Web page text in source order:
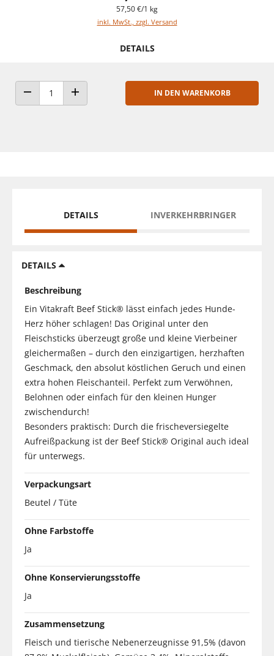
57,50 €/1 kg
inkl. MwSt., zzgl. Versand
DETAILS
ANZAHL VERRINGERNANZAHL ERHÖHEN
IN DEN WARENKORB
DETAILS INVERKEHRBRINGER
DETAILS
Beschreibung
Ein Vitakraft Beef Stick® lässt einfach jedes Hunde-
Herz höher schlagen! Das Original unter den
Fleischsticks überzeugt große und kleine Vierbeiner
gleichermaßen – durch den einzigartigen, herzhaften
Geschmack, den absolut köstlichen Geruch und einen
extra hohen Fleischanteil. Perfekt zum Verwöhnen,
Belohnen oder einfach für den kleinen Hunger
zwischendurch!
Besonders praktisch: Durch die frischeversiegelte
Aufreißpackung ist der Beef Stick® Original auch ideal
für unterwegs.
Verpackungsart
Beutel / Tüte
Ohne Farbstoffe
Ja
Ohne Konservierungsstoffe
Ja
Zusammensetzung
Fleisch und tierische Nebenerzeugnisse 91,5% (davon